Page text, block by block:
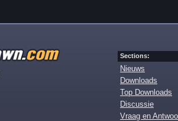
Sections:
Nieuws
Downloads
Top Downloads
Discussie
Vraag en